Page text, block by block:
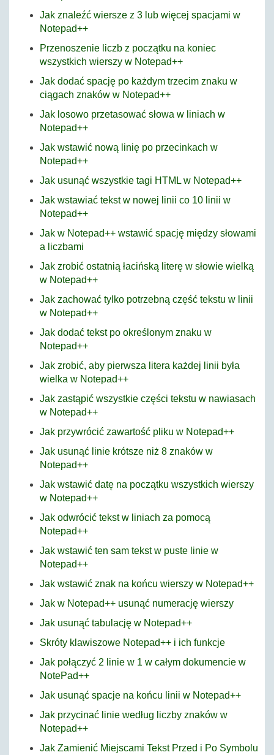
Jak znaleźć wiersze z 3 lub więcej spacjami w
Notepad++
Przenoszenie liczb z początku na koniec
wszystkich wierszy w Notepad++
Jak dodać spację po każdym trzecim znaku w
ciągach znaków w Notepad++
Jak losowo przetasować słowa w liniach w
Notepad++
Jak wstawić nową linię po przecinkach w
Notepad++
Jak usunąć wszystkie tagi HTML w Notepad++
Jak wstawiać tekst w nowej linii co 10 linii w
Notepad++
Jak w Notepad++ wstawić spację między słowami
a liczbami
Jak zrobić ostatnią łacińską literę w słowie wielką
w Notepad++
Jak zachować tylko potrzebną część tekstu w linii
w Notepad++
Jak dodać tekst po określonym znaku w
Notepad++
Jak zrobić, aby pierwsza litera każdej linii była
wielka w Notepad++
Jak zastąpić wszystkie części tekstu w nawiasach
w Notepad++
Jak przywrócić zawartość pliku w Notepad++
Jak usunąć linie krótsze niż 8 znaków w
Notepad++
Jak wstawić datę na początku wszystkich wierszy
w Notepad++
Jak odwrócić tekst w liniach za pomocą
Notepad++
Jak wstawić ten sam tekst w puste linie w
Notepad++
Jak wstawić znak na końcu wierszy w Notepad++
Jak w Notepad++ usunąć numerację wierszy
Jak usunąć tabulację w Notepad++
Skróty klawiszowe Notepad++ i ich funkcje
Jak połączyć 2 linie w 1 w całym dokumencie w
NotePad++
Jak usunąć spacje na końcu linii w Notepad++
Jak przycinać linie według liczby znaków w
Notepad++
Jak Zamienić Miejscami Tekst Przed i Po Symbolu